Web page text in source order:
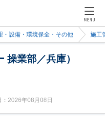
MENU
・設備・環境保全・その他 施工
操業部／兵庫）
2026年08月08日